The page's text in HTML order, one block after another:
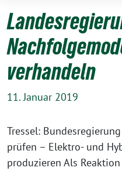
verhandeln
11. Januar 2019
Tressel:
prüfen – Elektro- und
produzieren Als